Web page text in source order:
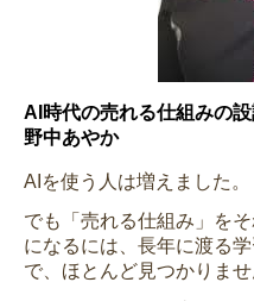
AI時代の売れる仕組みの
野中あやか
AIを使う人は増えました。
でも「売れる仕組み」を
になるには、長年に渡る
で、ほとんど見つかりませ